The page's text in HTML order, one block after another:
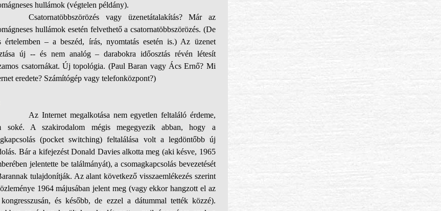
hullámok (végtelen példány).
Csatornatöbbszörözés vagy üzenetátalakítás? Már az
hullámok esetén felvethető a csatornatöbbszörözés. (De
értelemben – a beszéd, írás, nyomtatás esetén is.) Az üzenet
új -- és nem analóg – darabokra időosztás révén létesít
csatornákat. Új topológia. (Paul Baran vagy Ács Ernő? Mi
eredete? Számítógép vagy telefonközpont?)
Az Internet megalkotása nem egyetlen feltaláló érdeme,
soké. A szakirodalom mégis megegyezik abban, hogy a
(pocket switching) feltalálása volt a legdöntőbb új
Bár a kifejezést Donald Davies alkotta meg (aki késve, 1965
jelentette be találmányát), a csomagkapcsolás bevezetését
tulajdonítják. Az alant következő visszaemlékezés szerint
1964 májusában jelent meg (vagy ekkor hangzott el az
és később, de ezzel a dátummal tették közzé).